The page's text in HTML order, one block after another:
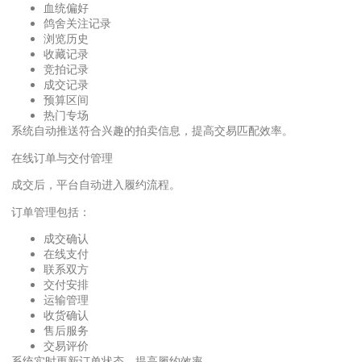
血统偏好
鸽舍关注记录
浏览历史
收藏记录
竞拍记录
成交记录
预算区间
热门专场
系统自动推送符合兴趣的拍卖信息，提高交易匹配效率。
在线订单与交付管理
成交后，平台自动进入履约流程。
订单管理包括：
成交确认
在线支付
联系双方
交付安排
运输管理
收货确认
售后服务
交易评价